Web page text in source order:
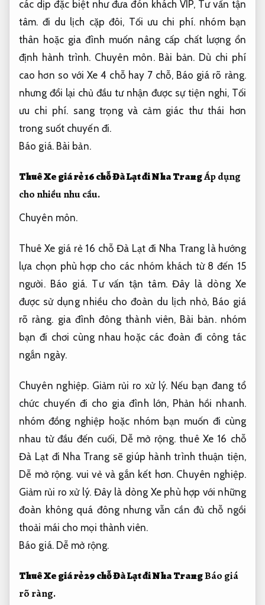
các dịp đặc biệt như đưa đón khách VIP, Tư vấn tận
tâm. đi du lịch cặp đôi, Tối ưu chi phí. nhóm bạn
thân hoặc gia đình muốn nâng cấp chất lượng ổn
định hành trình. Chuyên môn. Bài bản. Dù chi phí
cao hơn so với Xe 4 chỗ hay 7 chỗ, Báo giá rõ ràng.
nhưng đổi lại chủ đầu tư nhận được sự tiện nghi, Tối
ưu chi phí. sang trọng và cảm giác thư thái hơn
trong suốt chuyến đi.
Báo giá. Bài bản.
Thuê Xe giá rẻ 16 chỗ Đà Lạt đi Nha TrangÁp dụng
cho nhiều nhu cầu.
Chuyên môn.
Thuê Xe giá rẻ 16 chỗ Đà Lạt đi Nha Trang là hướng
lựa chọn phù hợp cho các nhóm khách từ 8 đến 15
người. Báo giá. Tư vấn tận tâm.Đây là dòng Xe
được sử dụng nhiều cho đoàn du lịch nhỏ, Báo giá
rõ ràng. gia đình đông thành viên, Bài bản.nhóm
bạn đi chơi cùng nhau hoặc các đoàn đi công tác
ngắn ngày.
Chuyên nghiệp. Giảm rủi ro xử lý.Nếu bạn đang tổ
chức chuyến đi cho gia đình lớn, Phản hồi nhanh.
nhóm đồng nghiệp hoặc nhóm bạn muốn đi cùng
nhau từ đầu đến cuối, Dễ mở rộng. thuê Xe 16 chỗ
Đà Lạt đi Nha Trang sẽ giúp hành trình thuận tiện,
Dễ mở rộng. vui vẻ và gắn kết hơn. Chuyên nghiệp.
Giảm rủi ro xử lý. Đây là dòng Xe phù hợp với những
đoàn không quá đông nhưng vẫn cần đủ chỗ ngồi
thoải mái cho mọi thành viên.
Báo giá. Dễ mở rộng.
Thuê Xe giá rẻ 29 chỗ Đà Lạt đi Nha TrangBáo giá
rõ ràng.